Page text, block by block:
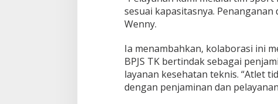
sesuai kapasitasnya.
Wenny.
Ia menambahkan, kolaborasi ini
BPJS TK bertindak sebagai
layanan kesehatan teknis. “Atlet
dengan penjaminan dan